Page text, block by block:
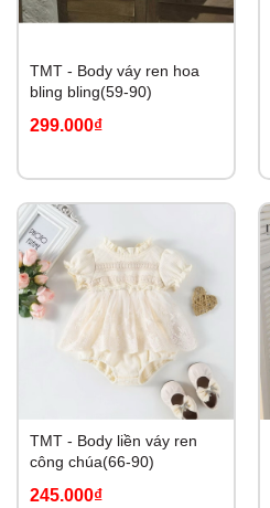
TMT - Body váy ren hoa
bling bling(59-90)
299.000₫
TMT - Body liền váy ren
công chúa(66-90)
245.000₫